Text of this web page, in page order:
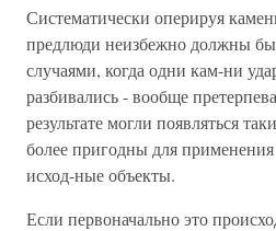
Систематически оперируя
предлюди неизбежно должны
случаями, когда одни кам-ни
разбивались - вообще
результате могли появляться
более пригодны для
исход-ные объекты.
Если первоначально это